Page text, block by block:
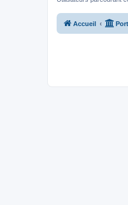
Accueil